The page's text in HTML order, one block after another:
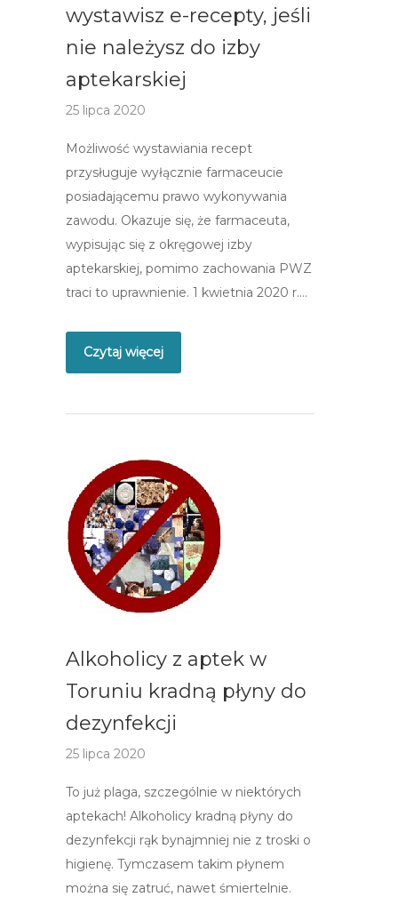
wystawisz e-recepty, jeśli
nie należysz do izby
aptekarskiej
25 lipca 2020
Możliwość wystawiania recept
przysługuje wyłącznie farmaceucie
posiadającemu prawo wykonywania
zawodu. Okazuje się, że farmaceuta,
wypisując się z okręgowej izby
aptekarskiej, pomimo zachowania PWZ
traci to uprawnienie. 1 kwietnia 2020 r….
Czytaj więcej
Alkoholicy z aptek w
Toruniu kradną płyny do
dezynfekcji
25 lipca 2020
To już plaga, szczególnie w niektórych
aptekach! Alkoholicy kradną płyny do
dezynfekcji rąk bynajmniej nie z troski o
higienę. Tymczasem takim płynem
można się zatruć, nawet śmiertelnie.